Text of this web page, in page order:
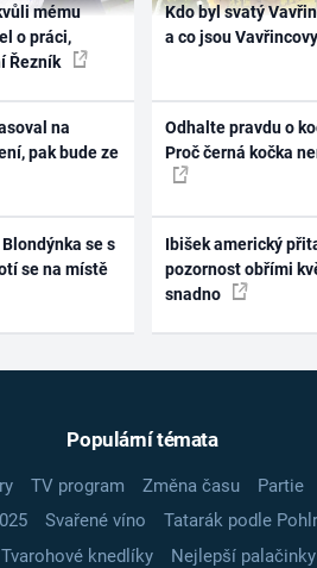
mému
o práci,
Řezník
na
pak bude ze
se s
se na místě
Kdo byl svatý
a co jsou
Odhalte pravdu o
Proč černá kočka
Ibišek americký
pozornost obřími
snadno
Populární témata
TV program Změna času Partie
Svařené víno Tatarák podle
Tvarohové knedlíky Nejlepší palačinky